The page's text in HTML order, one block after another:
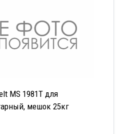
MS 1981Т для
мешок 25кг